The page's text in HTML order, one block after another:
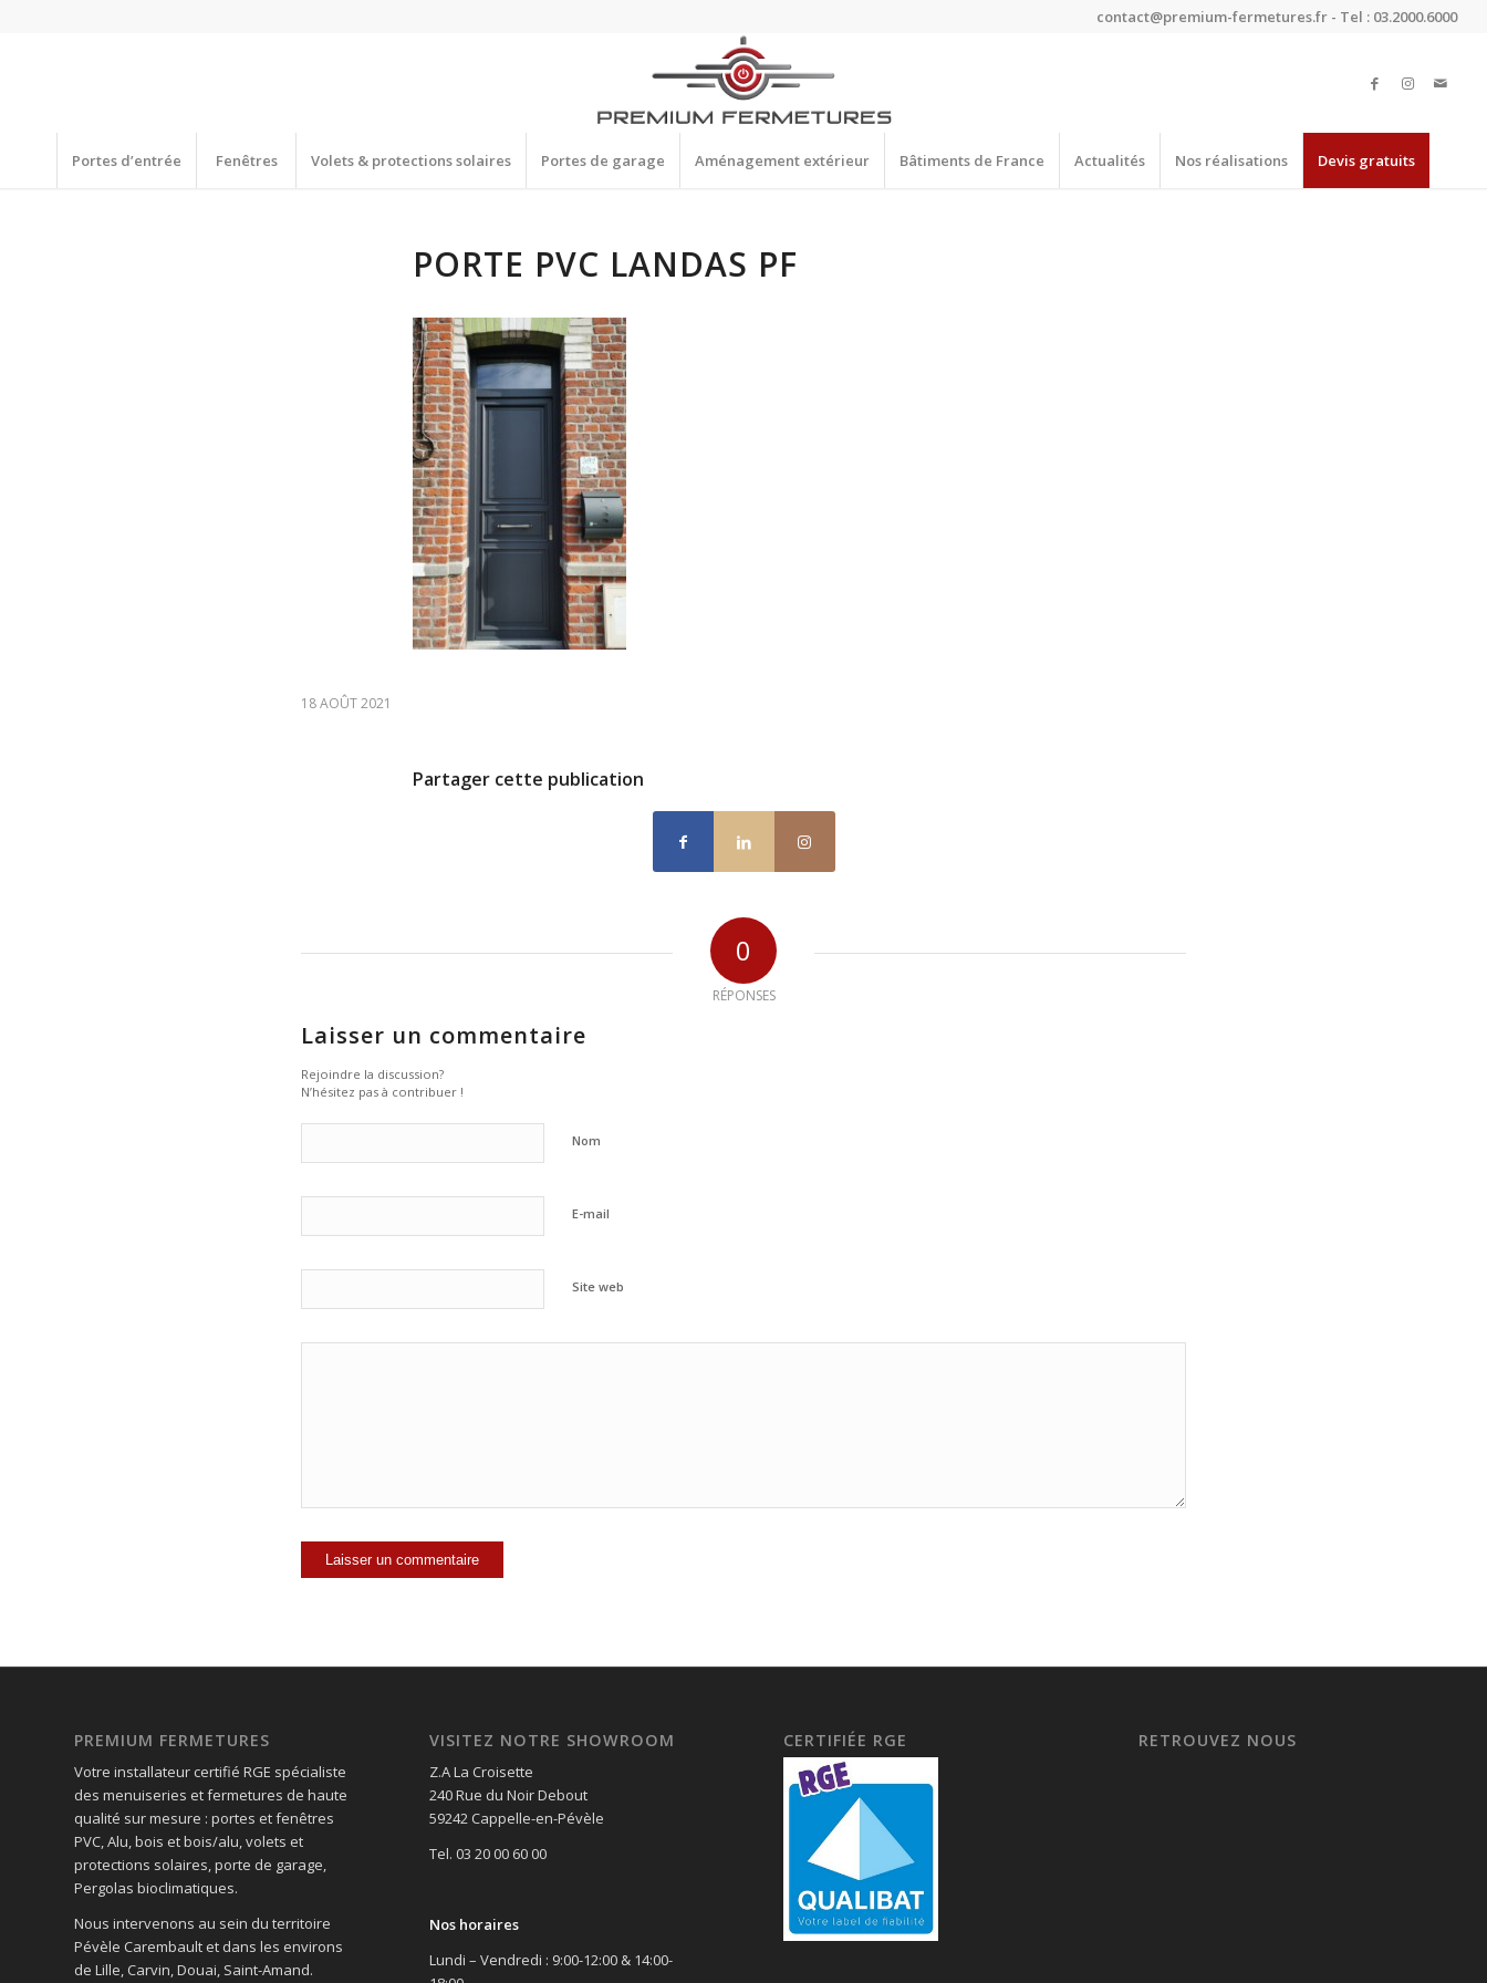
contact@premium-fermetures.fr - Tel : 03.2000.6000
Portes d’entrée Fenêtres Volets & protections solaires Portes de garage Aménagement extérieur Bâtiments de France Actualités Nos réalisations Devis gratuits
PORTE PVC LANDAS PF
18 AOÛT 2021
Partager cette publication
0
RÉPONSES
Laisser un commentaire
Rejoindre la discussion?
N’hésitez pas à contribuer !
Nom
E-mail
Site web
PREMIUM FERMETURES
Votre installateur certifié RGE spécialiste
des menuiseries et fermetures de haute
qualité sur mesure : portes et fenêtres
PVC, Alu, bois et bois/alu, volets et
protections solaires, porte de garage,
Pergolas bioclimatiques.
Nous intervenons au sein du territoire
Pévèle Carembault et dans les environs
de Lille, Carvin, Douai, Saint-Amand.
VISITEZ NOTRE SHOWROOM
Z.A La Croisette
240 Rue du Noir Debout
59242 Cappelle-en-Pévèle
Tel. 03 20 00 60 00
Nos horaires
Lundi – Vendredi : 9:00-12:00 & 14:00-
CERTIFIÉE RGE RETROUVEZ NOUS